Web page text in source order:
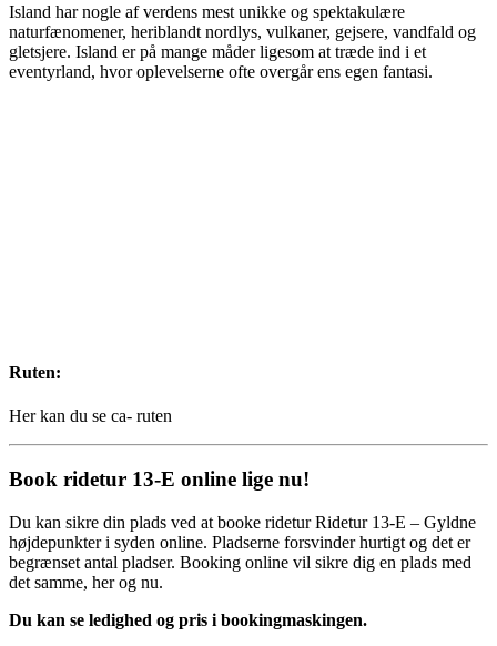
Island har nogle af verdens mest unikke og spektakulære
naturfænomener, heriblandt nordlys, vulkaner, gejsere, vandfald og
gletsjere. Island er på mange måder ligesom at træde ind i et
eventyrland, hvor oplevelserne ofte overgår ens egen fantasi.
Ruten:
Her kan du se ca- ruten
Book ridetur 13-E online lige nu!
Du kan sikre din plads ved at booke ridetur Ridetur 13-E – Gyldne
højdepunkter i syden online. Pladserne forsvinder hurtigt og det er
begrænset antal pladser. Booking online vil sikre dig en plads med
det samme, her og nu.
Du kan se ledighed og pris i bookingmaskingen.